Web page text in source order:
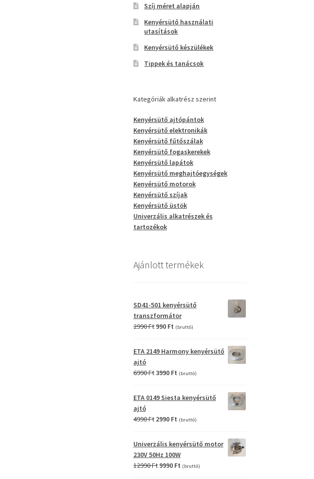
Szíj méret alapján
Kenyérsütő használati
utasítások
Kenyérsütő készülékek
Tippek és tanácsok
Kategóriák alkatrész szerint
Kenyérsütő ajtópántok
Kenyérsütő elektronikák
Kenyérsütő fűtőszálak
Kenyérsütő fogaskerekek
Kenyérsütő lapátok
Kenyérsütő meghajtóegységek
Kenyérsütő motorok
Kenyérsütő szíjak
Kenyérsütő üstök
Univerzális alkatrészek és
tartozékok
Ajánlott termékek
SD41-501 kenyérsütő
transzformátor
2990Ft Original
was:
990 FtCurrent
990 Ft.
(bruttó)
ETA 2149 Harmony kenyérsütő
ajtó
6990FtOriginal
was:
3990 FtCurrent
is:
3990 Ft.
(bruttó)
ETA 0149 Siesta kenyérsütő
ajtó
4990Ft Original
was:
4990 Ft.
2990 FtCurrent
2990 Ft.
(bruttó)
Univerzális kenyérsütő motor
230V 50Hz 100W
12990Ft Original
9990 FtCurrent
(bruttó)